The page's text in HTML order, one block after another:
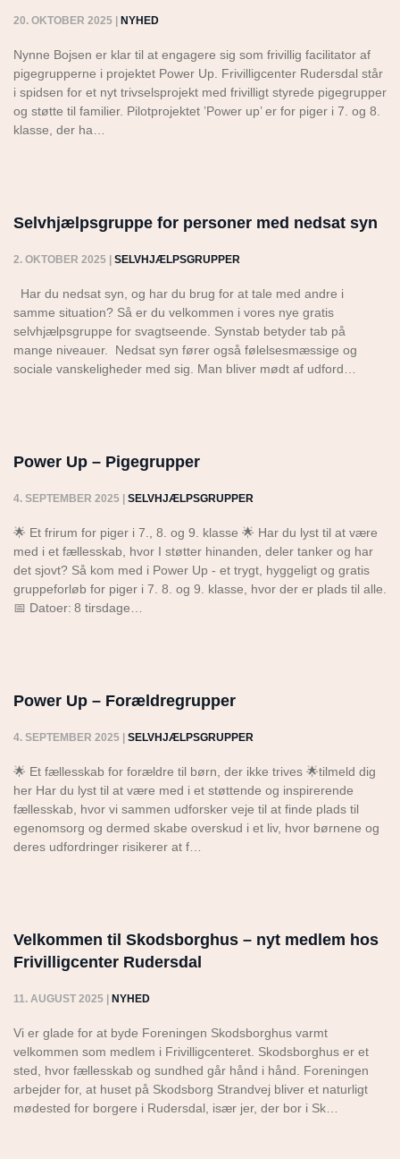
20. OKTOBER 2025 NYHED
Nynne Bojsen er klar til at engagere sig som frivillig facilitator af
pigegrupperne i projektet Power Up. Frivilligcenter Rudersdal står
i spidsen for et nyt trivselsprojekt med frivilligt styrede pigegrupper
og støtte til familier. Pilotprojektet ’Power up’ er for piger i 7. og 8.
klasse, der ha…
Selvhjælpsgruppe for personer med nedsat syn
2. OKTOBER 2025 SELVHJÆLPSGRUPPER
Har du nedsat syn, og har du brug for at tale med andre i
samme situation? Så er du velkommen i vores nye gratis
selvhjælpsgruppe for svagtseende. Synstab betyder tab på
mange niveauer. Nedsat syn fører også følelsesmæssige og
sociale vanskeligheder med sig. Man bliver mødt af udford…
Power Up – Pigegrupper
4. SEPTEMBER 2025 SELVHJÆLPSGRUPPER
🌟 Et frirum for piger i 7., 8. og 9. klasse 🌟 Har du lyst til at være
med i et fællesskab, hvor I støtter hinanden, deler tanker og har
det sjovt? Så kom med i Power Up - et trygt, hyggeligt og gratis
gruppeforløb for piger i 7. 8. og 9. klasse, hvor der er plads til alle.
📅 Datoer: 8 tirsdage…
Power Up – Forældregrupper
4. SEPTEMBER 2025 SELVHJÆLPSGRUPPER
🌟 Et fællesskab for forældre til børn, der ikke trives 🌟tilmeld dig
her Har du lyst til at være med i et støttende og inspirerende
fællesskab, hvor vi sammen udforsker veje til at finde plads til
egenomsorg og dermed skabe overskud i et liv, hvor børnene og
deres udfordringer risikerer at f…
Velkommen til Skodsborghus – nyt medlem hos
Frivilligcenter Rudersdal
11. AUGUST 2025 NYHED
Vi er glade for at byde Foreningen Skodsborghus varmt
velkommen som medlem i Frivilligcenteret. Skodsborghus er et
sted, hvor fællesskab og sundhed går hånd i hånd. Foreningen
arbejder for, at huset på Skodsborg Strandvej bliver et naturligt
mødested for borgere i Rudersdal, især jer, der bor i Sk…